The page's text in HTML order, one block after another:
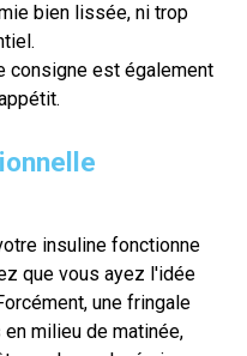
bien lissée, ni trop
consigne est également
insuline fonctionne
que vous ayez l'idée
une fringale
milieu de matinée,